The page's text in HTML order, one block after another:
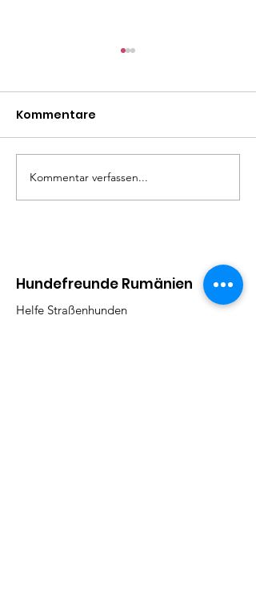
Kommentare
Kommentar verfassen...
Hundefreunde Rumänien
Helfe Straßenhunden